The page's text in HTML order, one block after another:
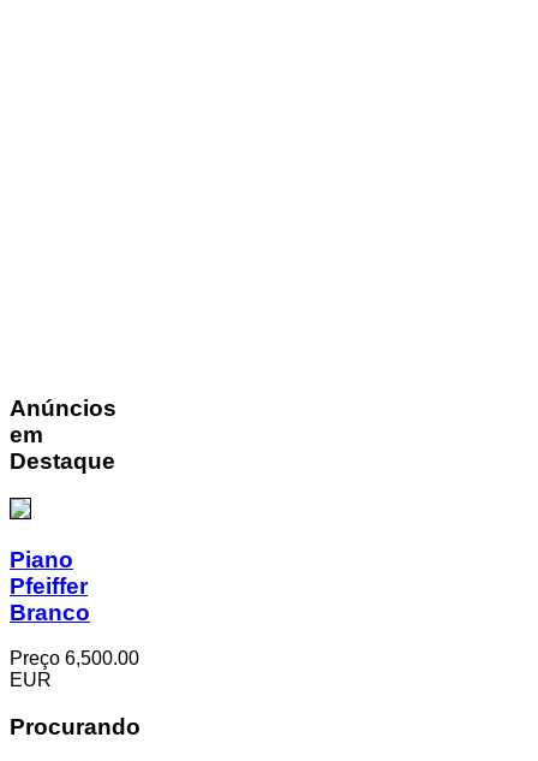
Anúncios
em
Destaque
Piano
Pfeiffer
Branco
Preço 6,500.00
EUR
Procurando